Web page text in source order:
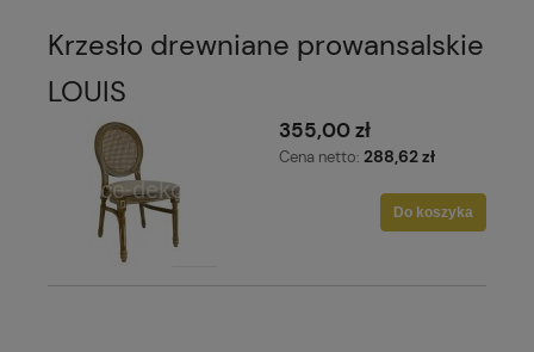
Krzesło drewniane prowansalskie
LOUIS
355,00 zł
Cena netto: 288,62 zł
Do koszyka